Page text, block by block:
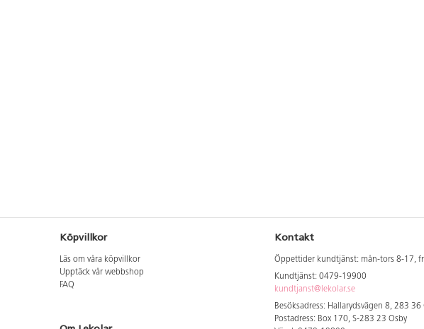
Köpvillkor
Läs om våra köpvillkor
Upptäck vår webbshop
FAQ
Kontakt
Öppettider kundtjänst: mån-tors 8-17,
Kundtjänst: 0479-19900
kundtjanst@lekolar.se
Besöksadress: Hallarydsvägen 8, 283 36
Postadress: Box 170, S-283 23 Osby